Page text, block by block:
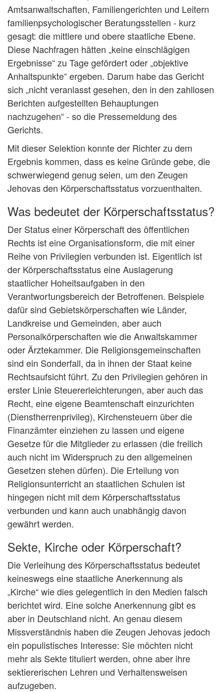
Amtsanwaltschaften, Familiengerichten und Leitern
familienpsychologischer Beratungsstellen - kurz
gesagt: die mittlere und obere staatliche Ebene.
Diese Nachfragen hätten „keine einschlägigen
Ergebnisse“ zu Tage gefördert oder „objektive
Anhaltspunkte“ ergeben. Darum habe das Gericht
sich „nicht veranlasst gesehen, den in den zahllosen
Berichten aufgestellten Behauptungen
nachzugehen“ - so die Pressemeldung des
Gerichts.
Mit dieser Selektion konnte der Richter zu dem
Ergebnis kommen, dass es keine Gründe gebe, die
schwerwiegend genug seien, um den Zeugen
Jehovas den Körperschaftsstatus vorzuenthalten.
Was bedeutet der Körperschaftsstatus?
Der Status einer Körperschaft des öffentlichen
Rechts ist eine Organisationsform, die mit einer
Reihe von Privilegien verbunden ist. Eigentlich ist
der Körperschaftsstatus eine Auslagerung
staatlicher Hoheitsaufgaben in den
Verantwortungsbereich der Betroffenen. Beispiele
dafür sind Gebietskörperschaften wie Länder,
Landkreise und Gemeinden, aber auch
Personalkörperschaften wie die Anwaltskammer
oder Ärztekammer. Die Religionsgemeinschaften
sind ein Sonderfall, da in ihnen der Staat keine
Rechtsaufsicht führt. Zu den Privilegien gehören in
erster Linie Steuererleichterungen, aber auch das
Recht, eine eigene Beamtenschaft einzurichten
(Dienstherrenprivileg), Kirchensteuern über die
Finanzämter einziehen zu lassen und eigene
Gesetze für die Mitglieder zu erlassen (die freilich
auch nicht im Widerspruch zu den allgemeinen
Gesetzen stehen dürfen). Die Erteilung von
Religionsunterricht an staatlichen Schulen ist
hingegen nicht mit dem Körperschaftsstatus
verbunden und kann auch unabhängig davon
gewährt werden.
Sekte, Kirche oder Körperschaft?
Die Verleihung des Körperschaftsstatus bedeutet
keineswegs eine staatliche Anerkennung als
„Kirche“ wie dies gelegentlich in den Medien falsch
berichtet wird. Eine solche Anerkennung gibt es
aber in Deutschland nicht. An genau diesem
Missverständnis haben die Zeugen Jehovas jedoch
ein populistisches Interesse: Sie möchten nicht
mehr als Sekte tituliert werden, ohne aber ihre
sektiererischen Lehren und Verhaltensweisen
aufzugeben.